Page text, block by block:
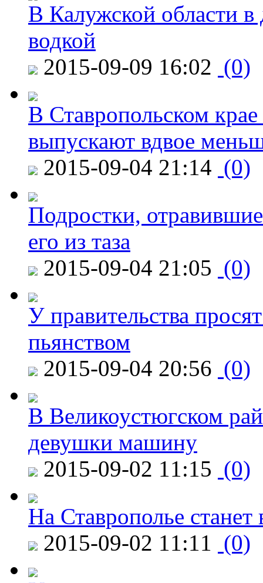
В Калужской области в
водкой
2015-09-09 16:02 (0)
В Ставропольском
выпускают вдвое
2015-09-04 21:14 (0)
Подростки,
его из таза
2015-09-04 21:05 (0)
У правительства
пьянством
2015-09-04 20:56 (0)
В Великоустюгском
девушки машину
2015-09-02 11:15 (0)
На Ставрополье
2015-09-02 11:11 (0)